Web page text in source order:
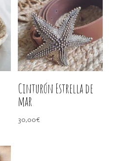
Cinturón Estrella de
mar
30,00€